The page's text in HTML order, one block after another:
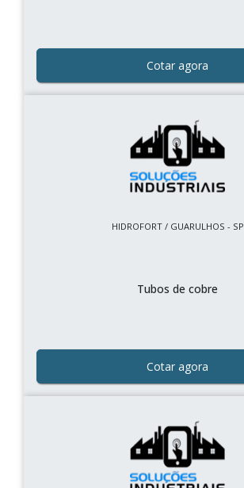
Cotar agora
HIDROFORT / GUARULHOS - SP
Tubos de cobre
Cotar agora